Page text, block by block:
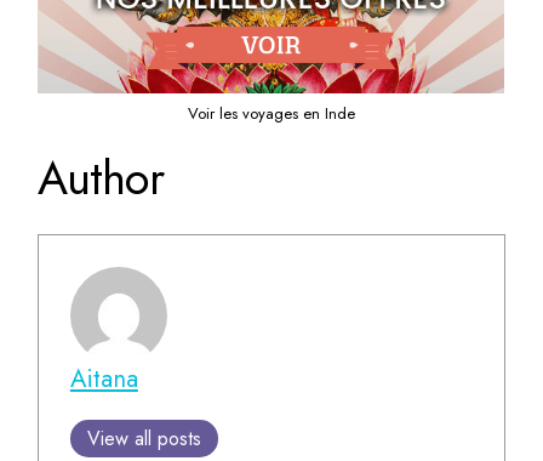
Voir les voyages en Inde
Author
Aitana
View all posts